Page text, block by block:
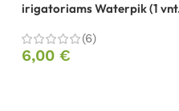
irigatoriams Waterpik (1
(6)
6,00 €